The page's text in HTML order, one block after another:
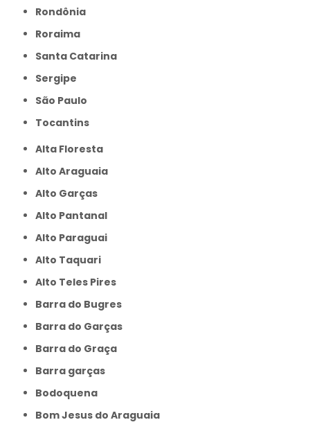
Rondônia
Roraima
Santa Catarina
Sergipe
São Paulo
Tocantins
Alta Floresta
Alto Araguaia
Alto Garças
Alto Pantanal
Alto Paraguai
Alto Taquari
Alto Teles Pires
Barra do Bugres
Barra do Garças
Barra do Graça
Barra garças
Bodoquena
Bom Jesus do Araguaia